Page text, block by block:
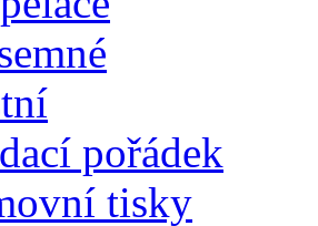
pořádek
tisky